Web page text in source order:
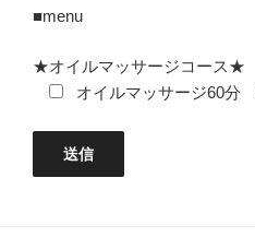
■menu
★オイルマッサージコース★
オイルマッサージ60分